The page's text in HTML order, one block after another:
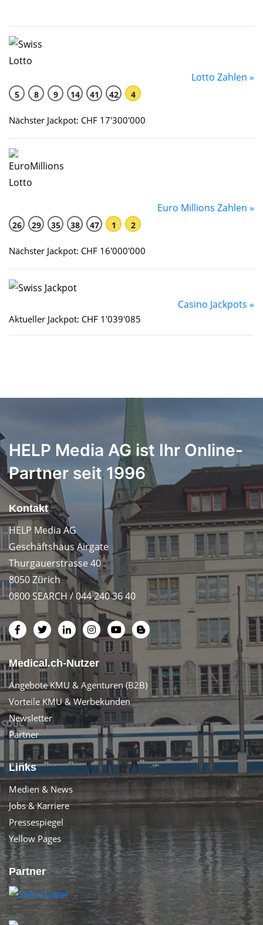
Lotto Zahlen »
5 8 9 14 41 42 4
Nächster Jackpot: CHF 17'300'000
Euro Millions Zahlen »
26 29 35 38 47 1 2
Nächster Jackpot: CHF 16'000'000
Casino Jackpots »
Aktueller Jackpot: CHF 1'039'085
HELP Media AG ist Ihr Online-
Partner seit 1996
Kontakt
HELP Media AG
Geschäftshaus Airgate
Thurgauerstrasse 40
8050 Zürich
0800 SEARCH / 044 240 36 40
Medical.ch-Nutzer
Angebote KMU & Agenturen (B2B)
Vorteile KMU & Werbekunden
Newsletter
Partner
Links
Medien & News
Jobs & Karriere
Pressespiegel
Yellow Pages
Partner